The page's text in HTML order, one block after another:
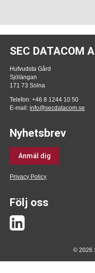
SEC DATACOM
Hufvudsta Gård
Sjölängan
171 73 Solna
Telefon: +46 8 1244 10 50
E-mail:info@secdatacom.se
Nyhetsbrev
Anmäl dig
Privacy Policy
Följ oss
© 2026